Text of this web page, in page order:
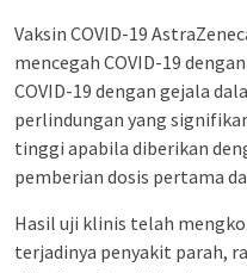
Vaksin COVID-19
mencegah COVID-19
COVID-19 dengan gejala
perlindungan yang
tinggi apabila diberikan
pemberian dosis pertama
Hasil uji klinis telah
terjadinya penyakit parah,